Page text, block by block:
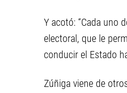
Y acotó: “Cada uno
electoral, que le
conducir el Estado
Zúñiga viene de